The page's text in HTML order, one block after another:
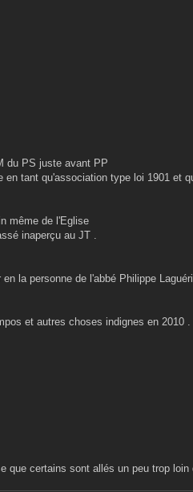
du PS juste avant PP
tant qu'association type loi 1901 et
même de l'Eglise
inaperçu au JT .
la personne de l'abbé Philippe
et autres choses indignes en 2010 .
que certains sont allés un peu trop loin